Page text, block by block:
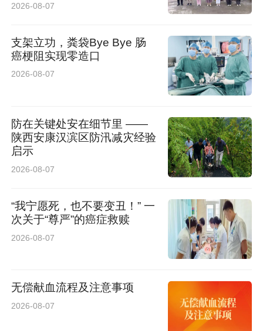
2026-08-07
支架立功，粪袋Bye Bye 肠
癌梗阻实现零造口
2026-08-07
防在关键处安在细节里 ——
陕西安康汉滨区防汛减灾经验
启示
2026-08-07
“我宁愿死，也不要变丑！” 一
次关于“尊严”的癌症救赎
2026-08-07
无偿献血流程及注意事项
2026-08-07